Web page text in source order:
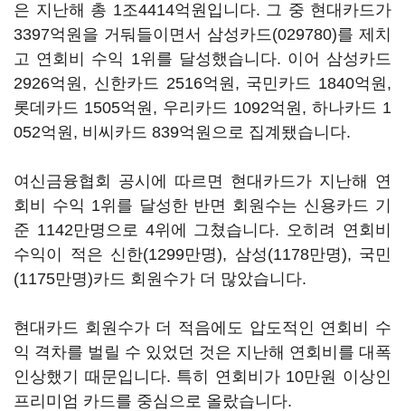
은 지난해 총 1조4414억원입니다. 그 중 현대카드가
3397억원을 거둬들이면서 삼성카드(029780)를 제치
고 연회비 수익 1위를 달성했습니다. 이어 삼성카드
2926억원, 신한카드 2516억원, 국민카드 1840억원,
롯데카드 1505억원, 우리카드 1092억원, 하나카드 1
052억원, 비씨카드 839억원으로 집계됐습니다.
여신금융협회 공시에 따르면 현대카드가 지난해 연
회비 수익 1위를 달성한 반면 회원수는 신용카드 기
준 1142만명으로 4위에 그쳤습니다. 오히려 연회비
수익이 적은 신한(1299만명), 삼성(1178만명), 국민
(1175만명)카드 회원수가 더 많았습니다.
현대카드 회원수가 더 적음에도 압도적인 연회비 수
익 격차를 벌릴 수 있었던 것은 지난해 연회비를 대폭
인상했기 때문입니다. 특히 연회비가 10만원 이상인
프리미엄 카드를 중심으로 올랐습니다.